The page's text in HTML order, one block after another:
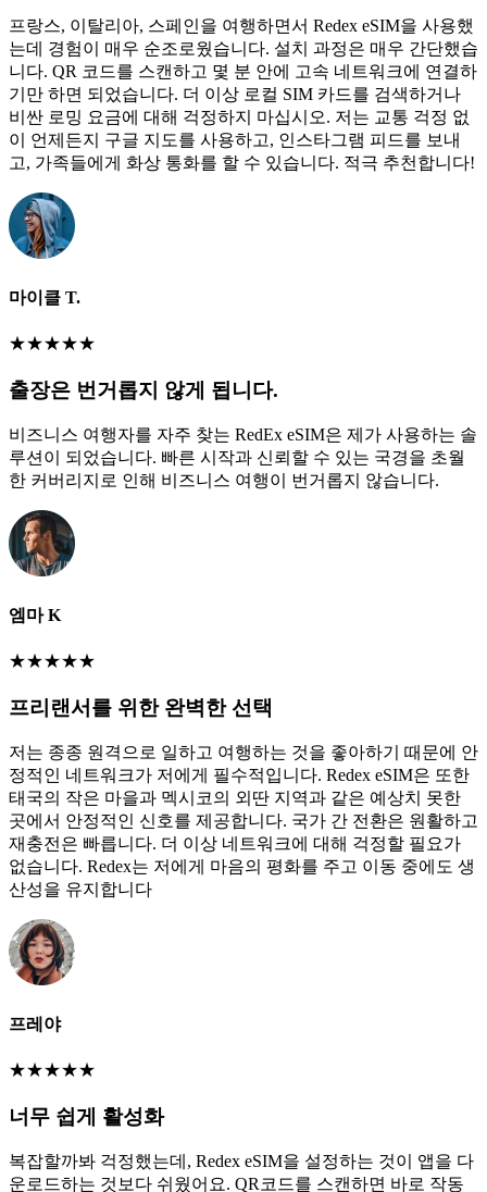
프랑스, 이탈리아, 스페인을 여행하면서 Redex eSIM을 사용했
는데 경험이 매우 순조로웠습니다. 설치 과정은 매우 간단했습
니다. QR 코드를 스캔하고 몇 분 안에 고속 네트워크에 연결하
기만 하면 되었습니다. 더 이상 로컬 SIM 카드를 검색하거나
비싼 로밍 요금에 대해 걱정하지 마십시오. 저는 교통 걱정 없
이 언제든지 구글 지도를 사용하고, 인스타그램 피드를 보내
고, 가족들에게 화상 통화를 할 수 있습니다. 적극 추천합니다!
마이클 T.
★★★★★
출장은 번거롭지 않게 됩니다.
비즈니스 여행자를 자주 찾는 RedEx eSIM은 제가 사용하는 솔
루션이 되었습니다. 빠른 시작과 신뢰할 수 있는 국경을 초월
한 커버리지로 인해 비즈니스 여행이 번거롭지 않습니다.
엠마 K
★★★★★
프리랜서를 위한 완벽한 선택
저는 종종 원격으로 일하고 여행하는 것을 좋아하기 때문에 안
정적인 네트워크가 저에게 필수적입니다. Redex eSIM은 또한
태국의 작은 마을과 멕시코의 외딴 지역과 같은 예상치 못한
곳에서 안정적인 신호를 제공합니다. 국가 간 전환은 원활하고
재충전은 빠릅니다. 더 이상 네트워크에 대해 걱정할 필요가
없습니다. Redex는 저에게 마음의 평화를 주고 이동 중에도 생
산성을 유지합니다
프레야
★★★★★
너무 쉽게 활성화
복잡할까봐 걱정했는데, Redex eSIM을 설정하는 것이 앱을 다
운로드하는 것보다 쉬웠어요. QR코드를 스캔하면 바로 작동